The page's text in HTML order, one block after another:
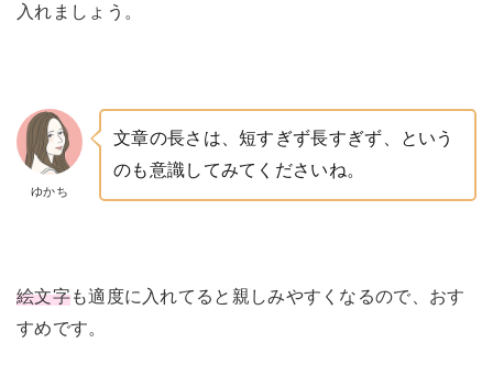
入れましょう。
ゆかち
文章の長さは、短すぎず長すぎず、という
のも意識してみてくださいね。
絵文字も適度に入れてると親しみやすくなるので、おす
すめです。